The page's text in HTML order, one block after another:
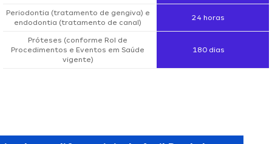
Periodontia (tratamento de gengiva) e
endodontia (tratamento de canal)
24 horas
Próteses (conforme Rol de
Procedimentos e Eventos em Saúde
vigente)
180 dias